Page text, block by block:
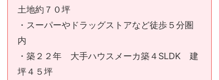
土地約７０坪
・スーパーやドラッグストアなど徒歩５分圏
内
・築２２年 大手ハウスメーカ築４SLDK 建
坪４５坪